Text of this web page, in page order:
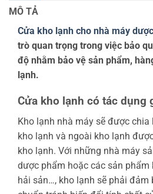
MÔ TẢ
Cửa kho lạnh cho nhà máy dược
trò quan trọng trong việc bảo
độ nhằm bảo vệ sản phẩm,
lạnh.
Cửa kho lạnh có tác dụng
Kho lạnh nhà máy sẽ được
kho lạnh và ngoài kho lạnh
kho lạnh. Với những nhà máy
dược phẩm hoặc các sản phẩm
hải sản…, kho lạnh sẽ phải đảm